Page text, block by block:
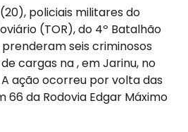
policiais militares do
(TOR), do 4º Batalhão
seis criminosos
cargas na , em Jarinu, no
ação ocorreu por volta das
66 da Rodovia Edgar Máximo